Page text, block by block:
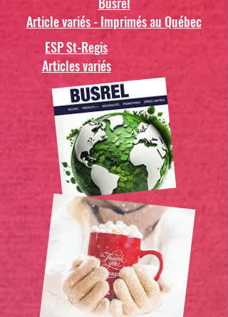
Article variés - Imprimés au Québec
ESP St-Regis
Articles variés